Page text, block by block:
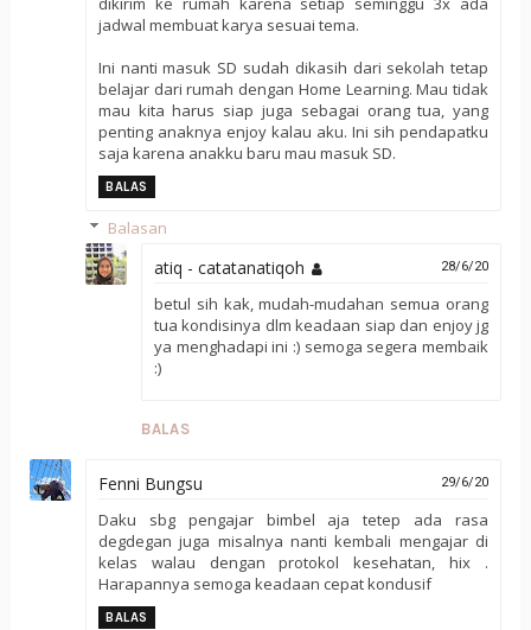
jadwal membuat karya sesuai tema.
Ini nanti masuk SD sudah dikasih dari sekolah tetap
belajar dari rumah dengan Home Learning. Mau tidak
mau kita harus siap juga sebagai orang tua, yang
penting anaknya enjoy kalau aku. Ini sih pendapatku
saja karena anakku baru mau masuk SD.
BALAS
Balasan
atiq - catatanatiqoh 28/6/20
betul sih kak, mudah-mudahan semua orang
tua kondisinya dlm keadaan siap dan enjoy jg
ya menghadapi ini :) semoga segera membaik
:)
BALAS
Fenni Bungsu 29/6/20
Daku sbg pengajar bimbel aja tetep ada rasa
degdegan juga misalnya nanti kembali mengajar di
kelas walau dengan protokol kesehatan, hix .
Harapannya semoga keadaan cepat kondusif
BALAS